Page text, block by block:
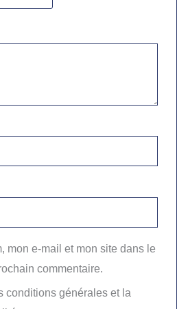
mon e-mail et mon site dans le
commentaire.
conditions générales et la